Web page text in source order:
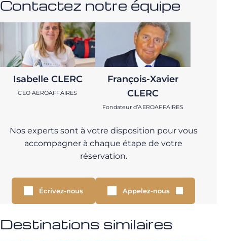
Contactez notre équipe
Isabelle CLERC
CEO AEROAFFAIRES
François-Xavier
CLERC
Fondateur d’AEROAFFAIRES
Nos experts sont à votre disposition pour vous
accompagner à chaque étape de votre
réservation.
Écrivez-nous Appelez-nous
Destinations similaires